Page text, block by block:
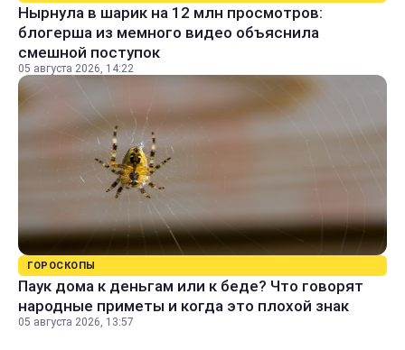
Нырнула в шарик на 12 млн просмотров:
блогерша из мемного видео объяснила
смешной поступок
05 августа 2026, 14:22
ГОРОСКОПЫ
Паук дома к деньгам или к беде? Что говорят
народные приметы и когда это плохой знак
05 августа 2026, 13:57